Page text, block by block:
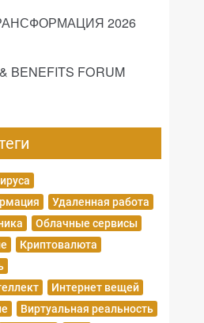
2026
BENEFITS FORUM
Удаленная работа
Облачные сервисы
Криптовалюта
Интернет вещей
Виртуальная реальность